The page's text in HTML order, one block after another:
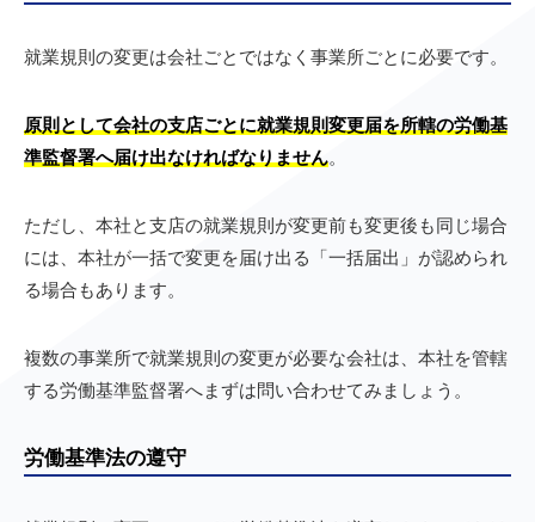
就業規則の変更は会社ごとではなく事業所ごとに必要です。
原則として会社の支店ごとに就業規則変更届を所轄の労働基
準監督署へ届け出なければなりません。
ただし、本社と支店の就業規則が変更前も変更後も同じ場合
には、本社が一括で変更を届け出る「一括届出」が認められ
る場合もあります。
複数の事業所で就業規則の変更が必要な会社は、本社を管轄
する労働基準監督署へまずは問い合わせてみましょう。
労働基準法の遵守